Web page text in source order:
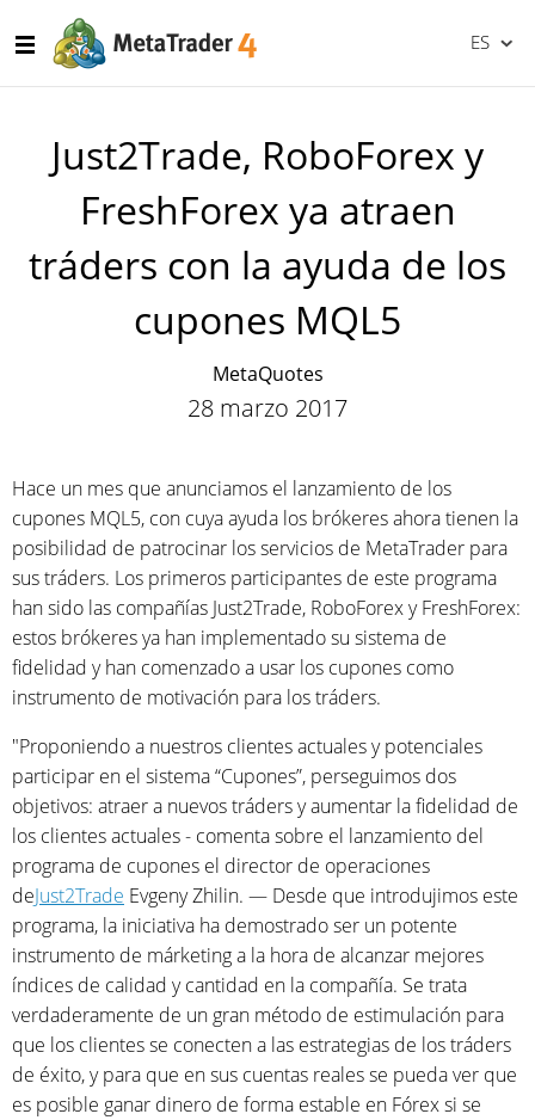
ES
Just2Trade, RoboForex y
FreshForex ya atraen
tráders con la ayuda de los
cupones MQL5
MetaQuotes
28 marzo 2017
Hace un mes que anunciamos el lanzamiento de los
cupones MQL5, con cuya ayuda los brókeres ahora tienen la
posibilidad de patrocinar los servicios de MetaTrader para
sus tráders. Los primeros participantes de este programa
han sido las compañías Just2Trade, RoboForex y FreshForex:
estos brókeres ya han implementado su sistema de
fidelidad y han comenzado a usar los cupones como
instrumento de motivación para los tráders.
"Proponiendo a nuestros clientes actuales y potenciales
participar en el sistema “Cupones”, perseguimos dos
objetivos: atraer a nuevos tráders y aumentar la fidelidad de
los clientes actuales - comenta sobre el lanzamiento del
programa de cupones el director de operaciones
deJust2Trade Evgeny Zhilin. — Desde que introdujimos este
programa, la iniciativa ha demostrado ser un potente
instrumento de márketing a la hora de alcanzar mejores
índices de calidad y cantidad en la compañía. Se trata
verdaderamente de un gran método de estimulación para
que los clientes se conecten a las estrategias de los tráders
de éxito, y para que en sus cuentas reales se pueda ver que
es posible ganar dinero de forma estable en Fórex si se